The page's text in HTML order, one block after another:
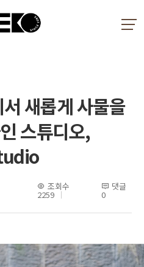
새롭게 사물을
스튜디오,
조회수
2259
댓글
0